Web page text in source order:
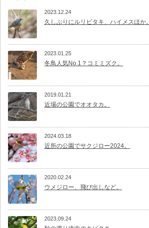
2023.12.24
久しぶりにルリビタキ、ハイメスほか。
2023.01.25
冬鳥人気No.1？コミミズク。
2019.01.21
近場の公園でオオタカ。
2024.03.18
近所の公園でサクジロー2024。
2020.02.24
ウメジロー、飛び出しなど。
2023.09.24